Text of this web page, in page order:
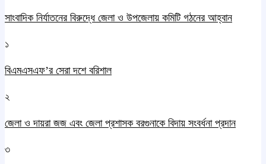
সাংবাদিক নির্যাতনের বিরুদ্ধে জেলা ও উপজেলায় কমিটি গঠনের আহ্বান
১
বিএমএসএফ’র সেরা দশে বরিশাল
২
জেলা ও দায়রা জজ এবং জেলা প্রশাসক বরগুনাকে বিদায় সংবর্ধনা প্রদান
৩